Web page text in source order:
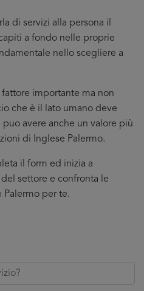
di servizi alla persona il
a fondo nelle proprie
nello scegliere a
importante ma non
che è il lato umano deve
avere anche un valore più
di Inglese Palermo.
il form ed inizia a
settore e confronta le
Palermo per te.